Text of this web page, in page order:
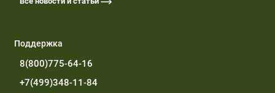
Поддержка
8(800)775-64-16
+7(499)348-11-84